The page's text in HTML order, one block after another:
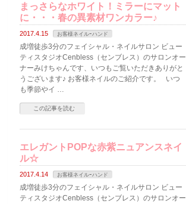
まっさらなホワイト！ミラーにマット
に・・・春の異素材ワンカラー♪
2017.4.15 お客様ネイルｰハンド
成増徒歩3分のフェイシャル・ネイルサロン ビュー
ティスタジオCenbless（センブレス）のサロンオー
ナーみけちゃんです、いつもご覧いただきありがと
うございます♪ お客様ネイルのご紹介です。 いつ
も季節やイ …
この記事を読む
エレガントPOPな赤紫ニュアンスネイ
ル☆
2017.4.14 お客様ネイルｰハンド
成増徒歩3分のフェイシャル・ネイルサロン ビュー
ティスタジオCenbless（センブレス）のサロンオー